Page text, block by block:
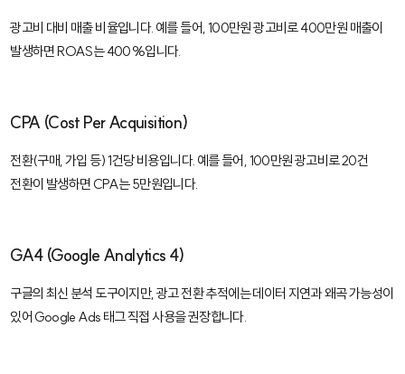
광고비 대비 매출 비율입니다. 예를 들어, 100만원 광고비로 400만원 매출이
발생하면 ROAS는 400%입니다.
CPA (Cost Per Acquisition)
전환(구매, 가입 등) 1건당 비용입니다. 예를 들어, 100만원 광고비로 20건
전환이 발생하면 CPA는 5만원입니다.
GA4 (Google Analytics 4)
구글의 최신 분석 도구이지만, 광고 전환 추적에는 데이터 지연과 왜곡 가능성이
있어 Google Ads 태그 직접 사용을 권장합니다.